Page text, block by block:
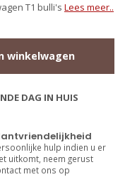
T1 bulli's Lees meer..
winkelwagen
DAG IN HUIS
hulp indien u er
uitkomt, neem gerust
met ons op